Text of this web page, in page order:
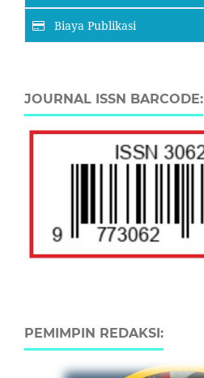
Biaya Publikasi
JOURNAL ISSN BARCODE:
PEMIMPIN REDAKSI: